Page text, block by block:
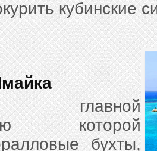
кубинские
главной
которой
бухты,